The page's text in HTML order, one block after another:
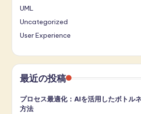
UML
Uncategorized
User Experience
最近の投稿
プロセス最適化：AIを活用したボトル
方法